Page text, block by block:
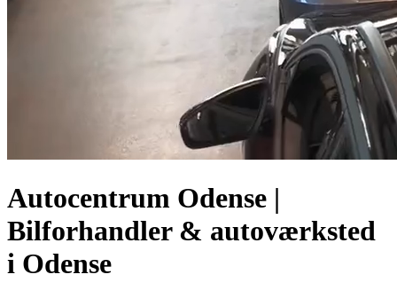
Autocentrum Odense |
Bilforhandler & autoværksted
i Odense